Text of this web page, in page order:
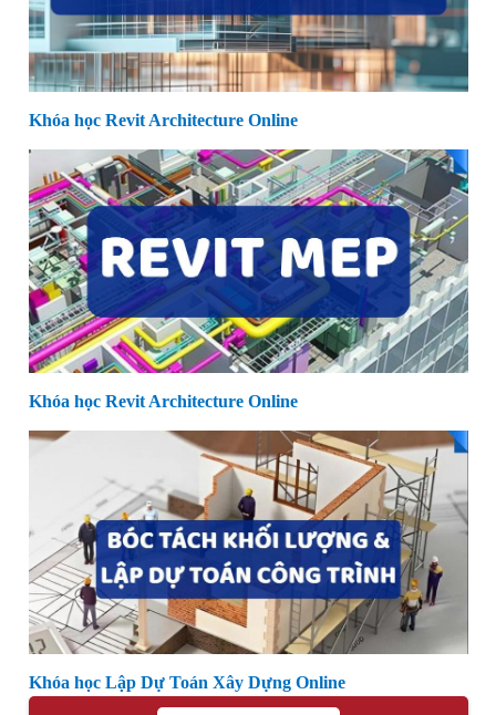
Khóa học Revit Architecture Online
Khóa học Revit Architecture Online
Khóa học Lập Dự Toán Xây Dựng Online